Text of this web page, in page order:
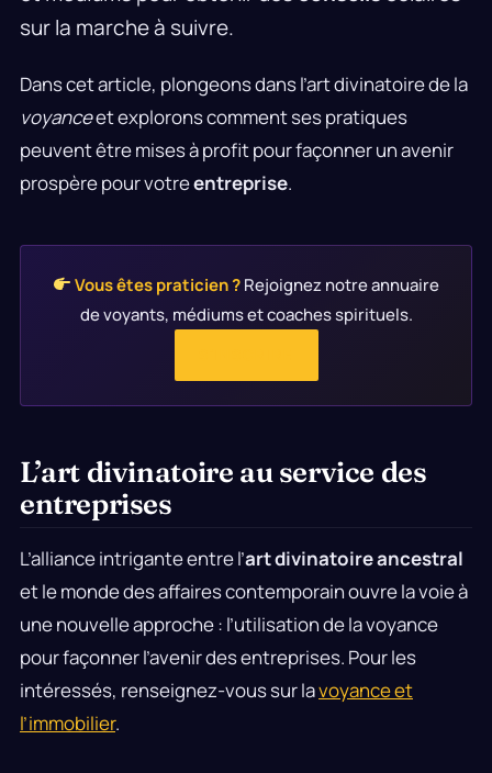
sur la marche à suivre.
Dans cet article, plongeons dans l’art divinatoire de la
voyanceet explorons comment ses pratiques
peuvent être mises à profit pour façonner un avenir
prospère pour votreentreprise.
Vous êtes praticien ?Rejoignez notre annuaire
de voyants, médiums et coaches spirituels.
L’art divinatoire au service des
entreprises
L’alliance intrigante entre l’art divinatoire ancestral
et le monde des affaires contemporain ouvre la voie à
une nouvelle approche : l’utilisation de la voyance
pour façonner l’avenir des entreprises. Pour les
intéressés, renseignez-vous sur lavoyance et
l’immobilier.